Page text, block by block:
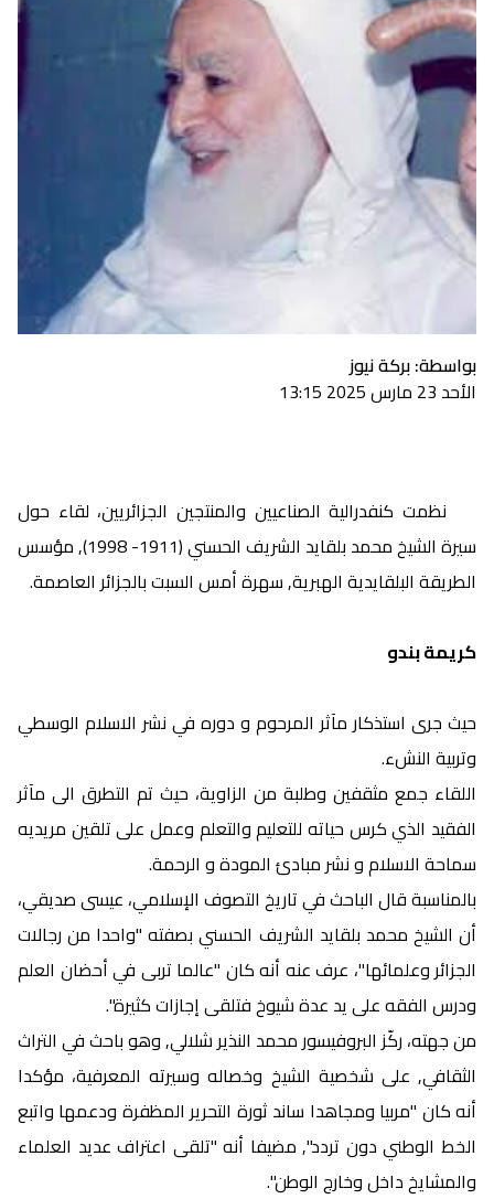
بواسطة: بركة نيوز
الأحد 23 مارس 2025 13:15
نظمت كنفدرالية الصناعيين والمنتجين الجزائريين، لقاء حول
سيرة الشيخ محمد بلقايد الشريف الحسني (1911- 1998), مؤسس
الطريقة البلقايدية الهبرية, سهرة أمس السبت بالجزائر العاصمة.
كريمة بندو
حيث جرى استذكار مآثر المرحوم و دوره في نشر الاسلام الوسطي
وتربية النشء.
اللقاء جمع مثقفين وطلبة من الزاوية، حيث تم التطرق الى مآثر
الفقيد الذي كرس حياته للتعليم والتعلم وعمل على تلقين مريديه
سماحة الاسلام و نشر مبادئ المودة و الرحمة.
بالمناسبة قال الباحث في تاريخ التصوف الإسلامي، عيسى صديقي،
أن الشيخ محمد بلقايد الشريف الحسني بصفته "واحدا من رجالات
الجزائر وعلمائها"، عرف عنه أنه كان "عالما تربى في أحضان العلم
ودرس الفقه على يد عدة شيوخ فتلقى إجازات كثيرة".
من جهته، ركّز البروفيسور محمد النذير شلالي, وهو باحث في التراث
الثقافي, على شخصية الشيخ وخصاله وسيرته المعرفية، مؤكدا
أنه كان "مربيا ومجاهدا ساند ثورة التحرير المظفرة ودعمها واتبع
الخط الوطني دون تردد", مضيفا أنه "تلقى اعتراف عديد العلماء
والمشايخ داخل وخارج الوطن".